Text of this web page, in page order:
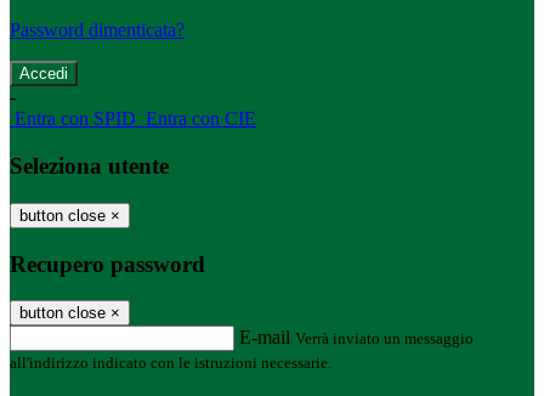
Password dimenticata?
-
Entra con SPID Entra con CIE
Seleziona utente
button close ×
Recupero password
button close ×
E-mail Verrà inviato un messaggio
all'indirizzo indicato con le istruzioni necessarie.